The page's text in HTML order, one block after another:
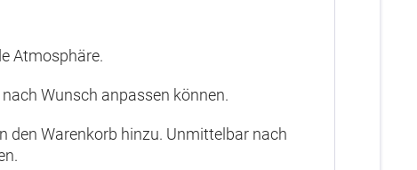
Atmosphäre.
Wunsch anpassen können.
den Warenkorb hinzu. Unmittelbar nach